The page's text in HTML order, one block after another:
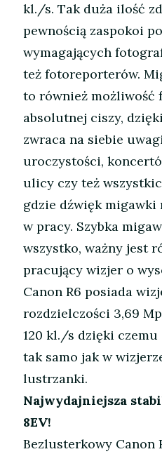
kl./s. Tak duża ilość
pewnością zaspokoi
wymagających
też fotoreporterów.
to również możliwość
absolutnej ciszy,
zwraca na siebie
uroczystości,
ulicy czy też
gdzie dźwięk migawki
w pracy. Szybka
wszystko, ważny jest
pracujący wizjer o
Canon R6 posiada
rozdzielczości 3,69
120 kl./s dzięki czemu
tak samo jak w
lustrzanki.
Najwydajniejsza
8EV!
Bezlusterkowy Canon